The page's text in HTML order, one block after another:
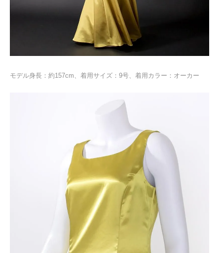
モデル身長：約157cm、着用サイズ：9号、着用カラー：オーカー